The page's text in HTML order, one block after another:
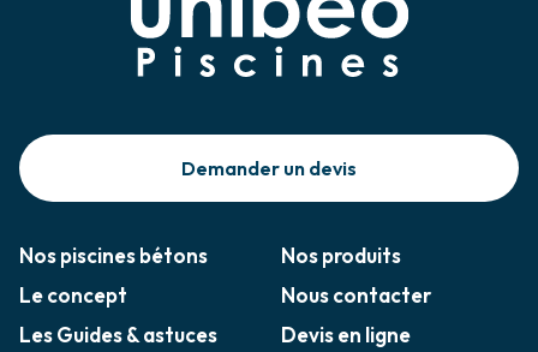
Demander un devis
Nos piscines bétons
Nos produits
Le concept
Les Guides & astuces
Nous contacter
Devis en ligne